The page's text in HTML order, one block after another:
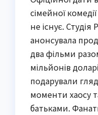
сімейної
не існує.
анонсувала
два фільми
мільйонів
подарували
моменти хаосу
батьками.